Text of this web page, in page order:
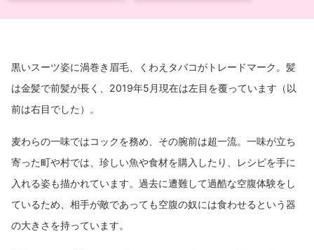
黒いスーツ姿に渦巻き眉毛、くわえタバコがトレードマーク。髪
は金髪で前髪が長く、2019年5月現在は左目を覆っています（以
前は右目でした）。
麦わらの一味ではコックを務め、その腕前は超一流。一味が立ち
寄った町や村では、珍しい魚や食材を購入したり、レシピを手に
入れる姿も描かれています。過去に遭難して過酷な空腹体験をし
ているため、相手が敵であっても空腹の奴には食わせるという器
の大きさを持っています。